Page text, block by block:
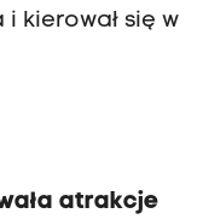
kierował się w
atrakcje